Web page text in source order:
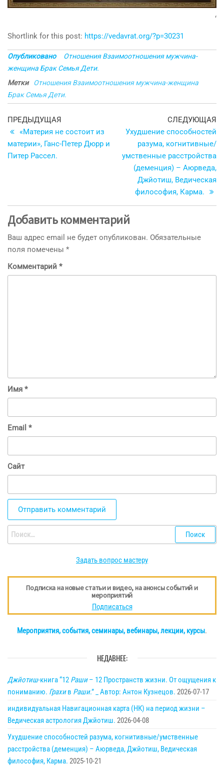
‘
Shortlink for this post: https://vedavrat.org/?p=30231
Опубликовано
Отношения Взаимоотношения мужчина-
женщина Брак Семья Дети.
Метки
Отношения Взаимоотношения мужчина-женщина
Брак Семья Дети.
Навигация
по
записям
Предыдущая
запись
ПРЕДЫДУЩАЯ
«Материя не состоит из
материи», Ганс-Петер Дюрр и
Питер Рассел.
СЛЕДУЮЩАЯ
Ухудшение способностей
разума, когнитивные/
умственные расстройства
(деменция) – Аюрведа,
Джйотиш, Ведическая
философия, Карма.
Добавить комментарий
Ваш адрес email не будет опубликован. Обязательные
поля помечены *
Комментарий *
Имя *
Email *
Сайт
Найти:
Задать вопрос мастеру
Подписка на новые статьи и видео, на анонсы событий и
мероприятий
Подписаться
Мероприятия, события, семинары, вебинары, лекции, курсы.
НЕДАВНЕЕ:
Джйотиш-книга “12 Раши– 12 Пространств жизни. От ощущения к
пониманию. Грахив Раши.” _ Автор: Антон Кузнецов. 2026-07-17
индивидуальная Навигационная карта (НК) на период жизни –
Ведическая астрология Джйотиш. 2026-04-08
Ухудшение способностей разума, когнитивные/умственные
расстройства (деменция) – Аюрведа, Джйотиш, Ведическая
философия, Карма. 2025-10-21